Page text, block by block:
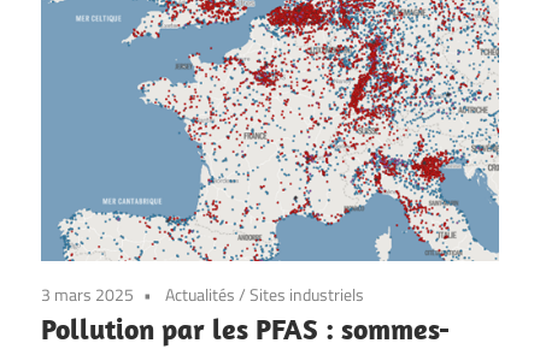
3 mars 2025 Actualités/Sites industriels
Pollution par les PFAS : sommes-